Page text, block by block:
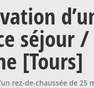
séjour /
[Tours]
rez-de-chaussée de 25